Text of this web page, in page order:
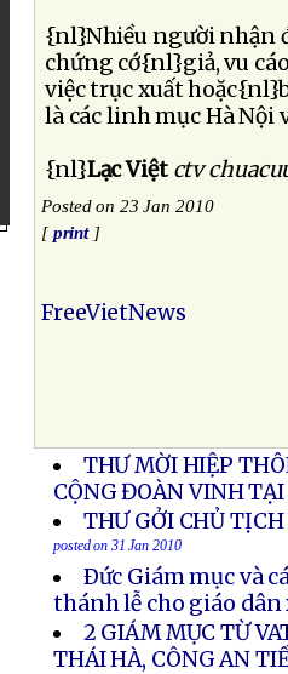
{nl}Nhiều người nhận
chứng cớ{nl}giả, vu
việc trục xuất
là các linh mục Hà Nội
{nl}Lạc Việt ctv
Posted on 23 Jan 2010
[print]
FreeVietNews
THƯ MỜI HIỆP
CỘNG ĐOÀN VINH
THƯ GỞI CHỦ
posted on 31 Jan 2010
Ðức Giám mục và
thánh lễ cho giáo dân
2 GIÁM MỤC TỪ
THÁI HÀ, CÔNG AN